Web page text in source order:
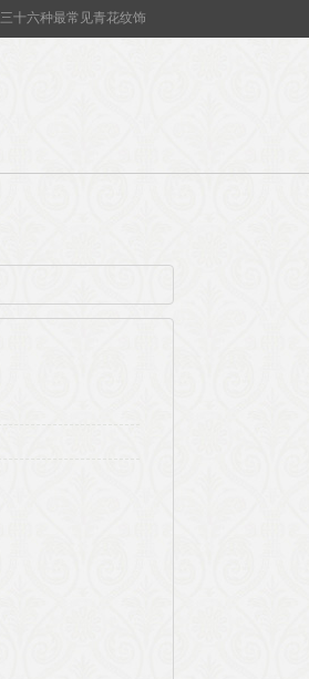
三十六种最常见青花纹饰